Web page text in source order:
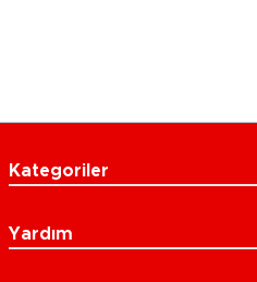
Kategoriler
Yardım